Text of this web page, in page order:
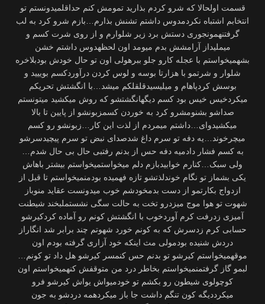
قسمت اولحالا که شرو کردم بذارید تمومش کنم حداقلمیدونستم تو
انتخابم اشتباه نکردمدوس داشتم تشنش بذارم…بازم شرو کرد به لب
گرفتنهمونجوری دستش برد زیر شلوارم و از روی شرت کسم و
میملیداز آرامشش بدم میومد اون لحظهدوس داشتم خشن
بشهمیخواستم با عجله کارو جلو ببرهولی اون تو حال خودش بودبلاخره
شلوار و شرتمو با هزارتا بوسه و لوس کردن درآوردکسم بوییید و
بوسش کردپاهام و میلیسیدقلقلکم میشد…با انگشتش تحریکم
میکردخیس خیس بود کسم دیگهانگشتشو که روش میکشید میتونستم
صداشو بشنومشرو کرد به خوردن کسمزبونشو از پایین تا بالا
میکشیدوای…داشتم میمردم از لذت این کار…زبونشو رو کسم
میچرخوند…یه دفه تو سرم داغ شدصدای نبض تو سرم پیچیدسرشو
به کسم فشار دادمیه دفه حس از بدنم رفتبی حال بی حال شدم…
ولی سبک…کنارم خوابیدبازم دلم میخواستمیخواستم بیشتر باهاش
یکی بشماز تو نگام خوندلذتشو تازه فهمیده بودمنمیخواستم تا قبل از
ازدواج بکارتمو از دست بدمخودشم خوب میدونست عقاید منوباز
شهوت تو هوا موج میزدرو تخت به حالت سگی نشستملبخند شیطنت
آمیزی زدرفت کرم آوردخوب با انگشتش کونم رو آماده کردکیرشو
حسابی کرم زدسرش که به کونم خورد شهوتم چند برابر شد انگاراز
دردش شنیده بودمولی مث اینکه خود آزاری گرفته بودم اون
موقهمیخواستم کیرشو تو بدنم حس کنمسر کیرشو هل داد تو کونم…
لبمو گاز گرفتمنمیخواستم بخاطر درد من متوقفش کنهمیخواستم اون
کوچولوی شیطون رو بکشم تو خودمیواش یواش کیرشو فرو
میکرددیگه کون تنگم داشت جا باز میکردهمه دردشو به جون